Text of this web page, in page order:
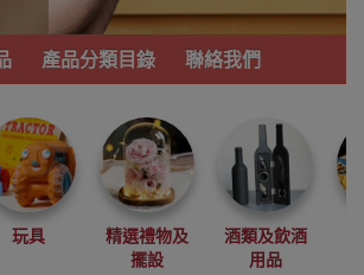
產品分類目錄 聯絡我們
玩具
精選禮物及
擺設
酒類及飲酒
用品